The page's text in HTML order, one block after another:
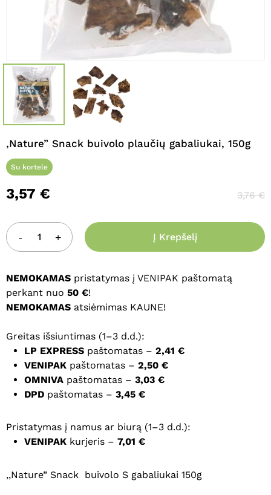
,Nature” Snack buivolo plaučių gabaliukai, 150g
Su kortele
3,57 € 3,76€
Į Krepšelį
NEMOKAMAS pristatymas į VENIPAK paštomatą
perkant nuo 50 €!
NEMOKAMAS atsiėmimas KAUNE!
Greitas išsiuntimas (1–3 d.d.):
LP EXPRESS paštomatas – 2,41 €
VENIPAK paštomatas – 2,50 €
OMNIVA paštomatas – 3,03 €
DPD paštomatas – 3,45 €
Pristatymas į namus ar biurą (1–3 d.d.):
VENIPAK kurjeris – 7,01 €
,,Nature” Snack buivolo S gabaliukai 150g
Pavadinimas*
El. paštas *
išsaugoti vardą, el. pašto adresą ir